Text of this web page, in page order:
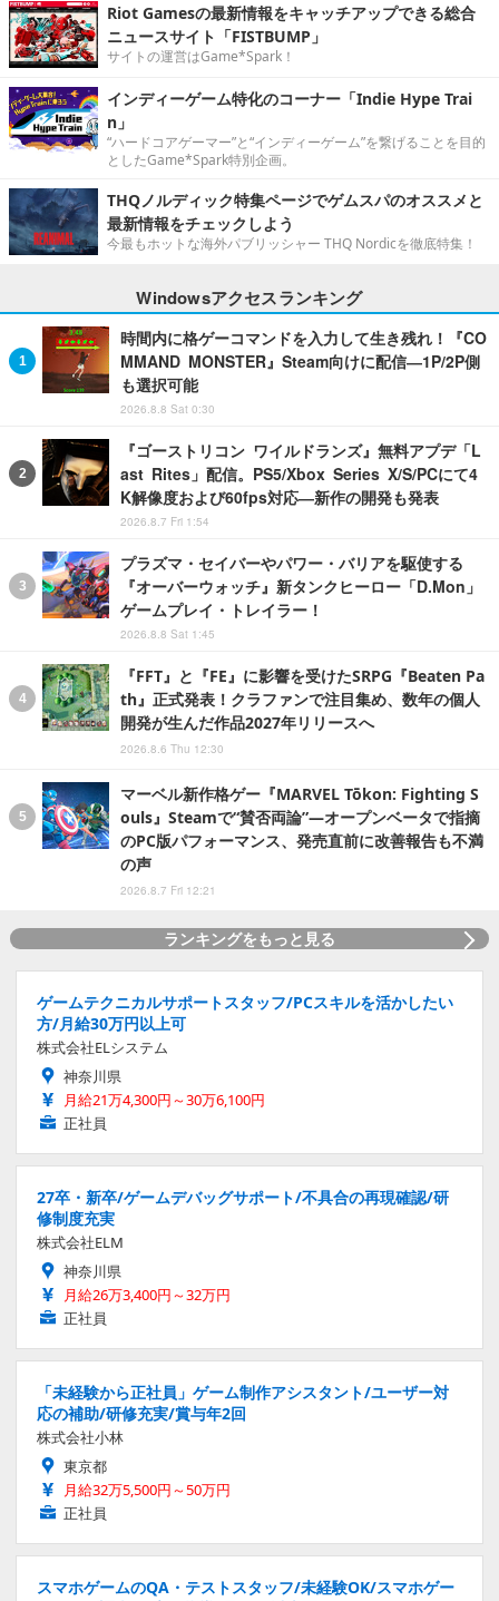
Riot Gamesの最新情報をキャッチアップできる総合
ニュースサイト「FISTBUMP」
サイトの運営はGame*Spark！
インディーゲーム特化のコーナー「Indie Hype Trai
n」
“ハードコアゲーマー”と“インディーゲーム”を繋げることを目的
としたGame*Spark特別企画。
THQノルディック特集ページでゲムスパのオススメと
最新情報をチェックしよう
今最もホットな海外パブリッシャー THQ Nordicを徹底特集！
Windowsアクセスランキング
時間内に格ゲーコマンドを入力して生き残れ！『CO
MMAND MONSTER』Steam向けに配信―1P/2P側
も選択可能
2026.8.8 Sat 0:30
『ゴーストリコン ワイルドランズ』無料アプデ「L
ast Rites」配信。PS5/Xbox Series X/S/PCにて4
K解像度および60fps対応―新作の開発も発表
2026.8.7 Fri 1:54
プラズマ・セイバーやパワー・バリアを駆使する
『オーバーウォッチ』新タンクヒーロー「D.Mon」
ゲームプレイ・トレイラー！
2026.8.8 Sat 1:45
『FFT』と『FE』に影響を受けたSRPG『Beaten Pa
th』正式発表！クラファンで注目集め、数年の個人
開発が生んだ作品2027年リリースへ
2026.8.6 Thu 12:30
マーベル新作格ゲー『MARVEL Tōkon: Fighting S
ouls』Steamで“賛否両論”―オープンベータで指摘
のPC版パフォーマンス、発売直前に改善報告も不満
の声
2026.8.7 Fri 12:21
ランキングをもっと見る
ゲームテクニカルサポートスタッフ/PCスキルを活かしたい
方/月給30万円以上可
株式会社ELシステム
神奈川県
月給21万4,300円～30万6,100円
正社員
27卒・新卒/ゲームデバッグサポート/不具合の再現確認/研
修制度充実
株式会社ELM
神奈川県
月給26万3,400円～32万円
正社員
「未経験から正社員」ゲーム制作アシスタント/ユーザー対
応の補助/研修充実/賞与年2回
株式会社小林
東京都
月給32万5,500円～50万円
正社員
スマホゲームのQA・テストスタッフ/未経験OK/スマホゲー